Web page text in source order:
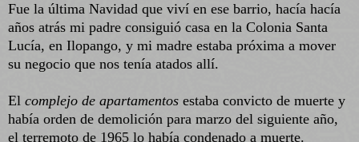
Fue la última Navidad que viví en ese barrio, hacía hacía
años atrás mi padre consiguió casa en la Colonia Santa
Lucía, en Ilopango, y mi madre estaba próxima a mover
su negocio que nos tenía atados allí.
El complejo de apartamentos estaba convicto de muerte y
había orden de demolición para marzo del siguiente año,
el terremoto de 1965 lo había condenado a muerte.